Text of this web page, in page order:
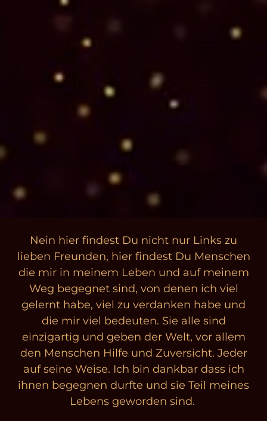
Nein hier findest Du nicht nur Links zu
lieben Freunden, hier findest Du Menschen
die mir in meinem Leben und auf meinem
Weg begegnet sind, von denen ich viel
gelernt habe, viel zu verdanken habe und
die mir viel bedeuten. Sie alle sind
einzigartig und geben der Welt, vor allem
den Menschen Hilfe und Zuversicht. Jeder
auf seine Weise. Ich bin dankbar dass ich
ihnen begegnen durfte und sie Teil meines
Lebens geworden sind.